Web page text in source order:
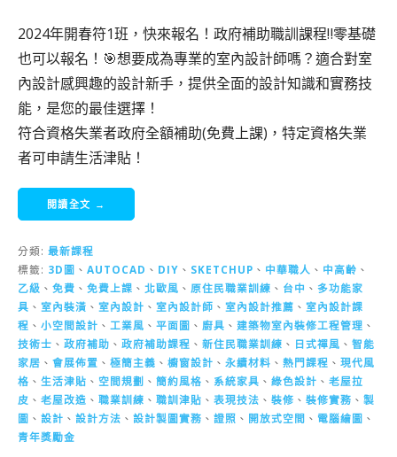
2024年開春符1班，快來報名！政府補助職訓課程‼️零基礎
也可以報名！🎯想要成為專業的室內設計師嗎？適合對室
內設計感興趣的設計新手，提供全面的設計知識和實務技
能，是您的最佳選擇！
符合資格失業者政府全額補助(免費上課)，特定資格失業
者可申請生活津貼！
閱讀全文 →
分類: 最新課程
標籤: 3D圖 、 AUTOCAD 、 DIY 、 SKETCHUP 、 中華職人 、 中高齡 、
乙級 、 免費 、 免費上課 、 北歐風 、 原住民職業訓練 、 台中 、 多功能家
具 、 室內裝潢 、 室內設計 、 室內設計師 、 室內設計推薦 、 室內設計課
程 、 小空間設計 、 工業風 、 平面圖 、 廚具 、 建築物室內裝修工程管理 、
技術士 、 政府補助 、 政府補助課程 、 新住民職業訓練 、 日式禪風 、 智能
家居 、 會展佈置 、 極簡主義 、 櫥窗設計 、 永續材料 、 熱門課程 、 現代風
格 、 生活津貼 、 空間規劃 、 簡約風格 、 系統家具 、 綠色設計 、 老屋拉
皮 、 老屋改造 、 職業訓練 、 職訓津貼 、 表現技法 、 裝修 、 裝修實務 、 製
圖 、 設計 、 設計方法 、 設計製圖實務 、 證照 、 開放式空間 、 電腦繪圖 、
青年獎勵金